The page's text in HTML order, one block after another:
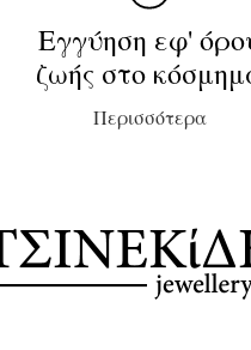
Εγγύηση εφ'
ζωής στο
Περισσότερα